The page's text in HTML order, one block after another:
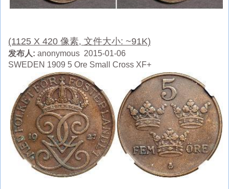
(1125 X 420 像素, 文件大小: ~91K)
发布人: anonymous 2015-01-06
SWEDEN 1909 5 Ore Small Cross XF+